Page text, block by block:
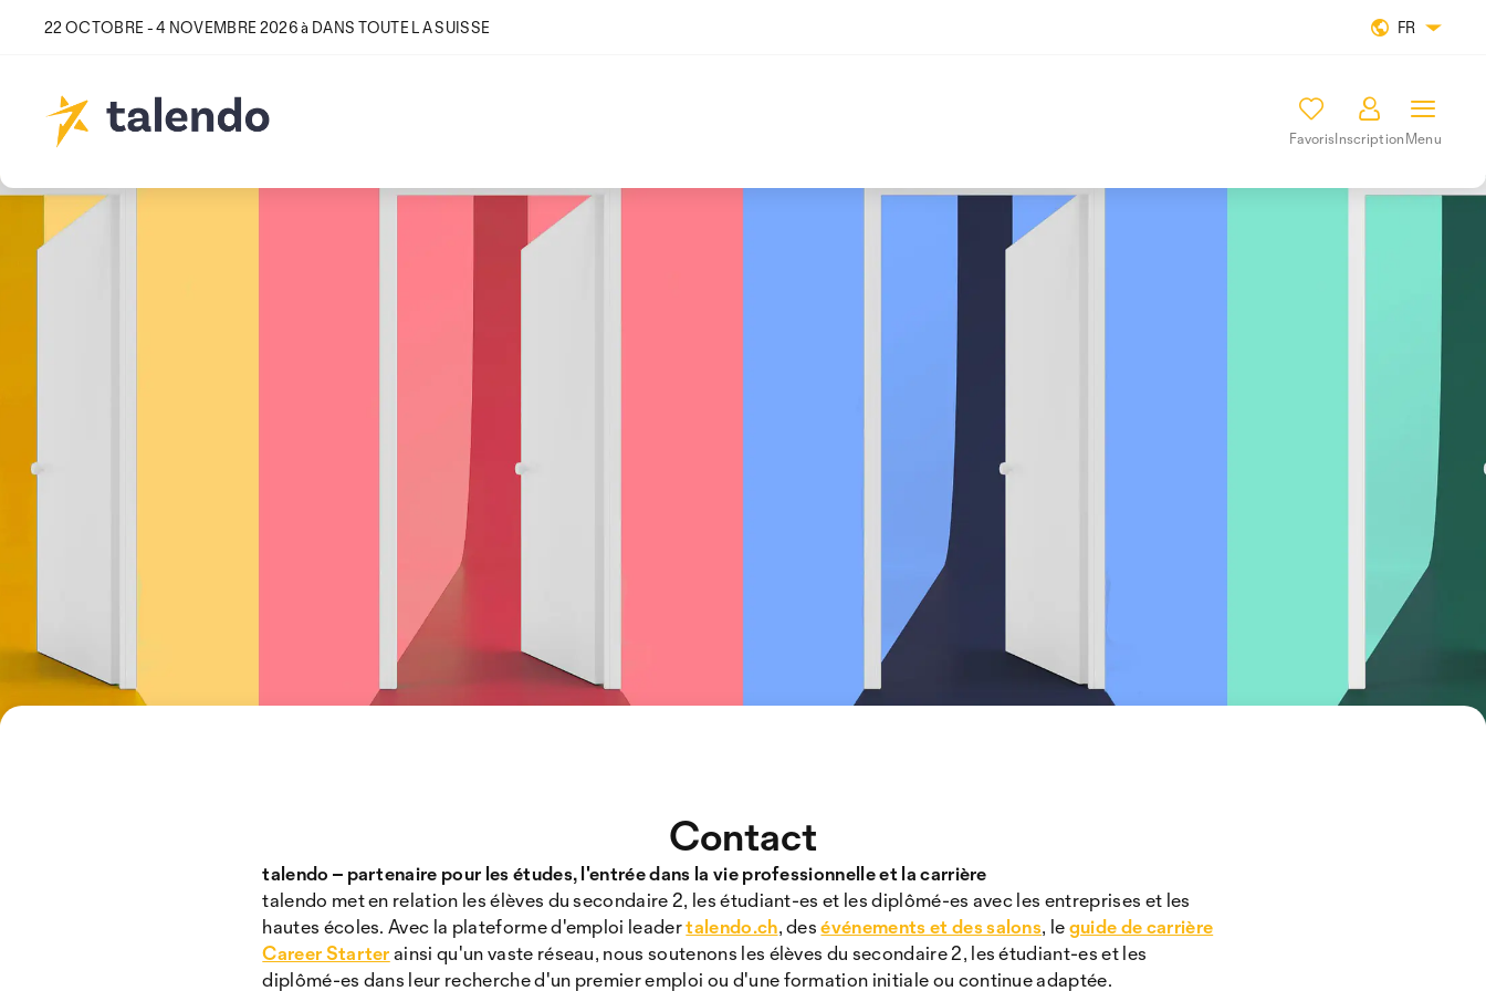
22 OCTOBRE - 4 NOVEMBRE 2026 à DANS TOUTE LA SUISSE FR
FavorisInscriptionMenu
Contact
talendo – partenaire pour les études, l'entrée dans la vie professionnelle et la carrière
talendo met en relation les élèves du secondaire 2, les étudiant-es et les diplômé-es avec les entreprises et les
hautes écoles. Avec la plateforme d'emploi leadertalendo.ch, desévénements et des salons, leguide de carrière
Career Starterainsi qu'un vaste réseau, nous soutenons les élèves du secondaire 2, les étudiant-es et les
diplômé-es dans leur recherche d'un premier emploi ou d'une formation initiale ou continue adaptée.